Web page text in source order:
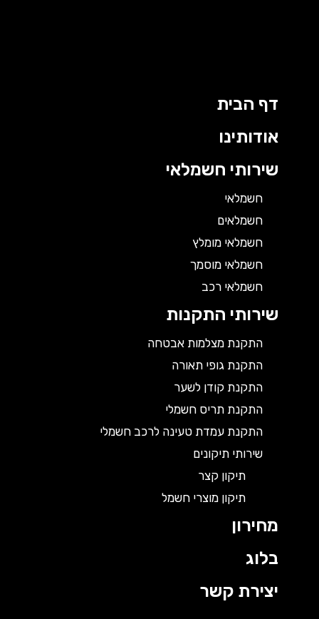
דף הבית
אודותינו
שירותי חשמלאי
חשמלאי
חשמלאים
חשמלאי מומלץ
חשמלאי מוסמך
חשמלאי רכב
שירותי התקנות
התקנת מצלמות אבטחה
התקנת גופי תאורה
התקנת קודן לשער
התקנת תריס חשמלי
התקנת עמדת טעינה לרכב חשמלי
שירותי תיקונים
תיקון קצר
תיקון מוצרי חשמל
מחירון
בלוג
יצירת קשר